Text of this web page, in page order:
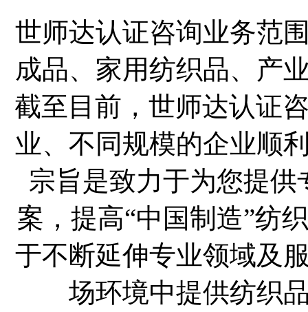
世师达认证咨询业务范
成品、家用纺织品、产
截至目前，世师达认证
业、不同规模的企业顺
宗旨是致力于为您提
案，提高“中国制造”纺
于不断延伸专业领域及
场环境中提供纺织